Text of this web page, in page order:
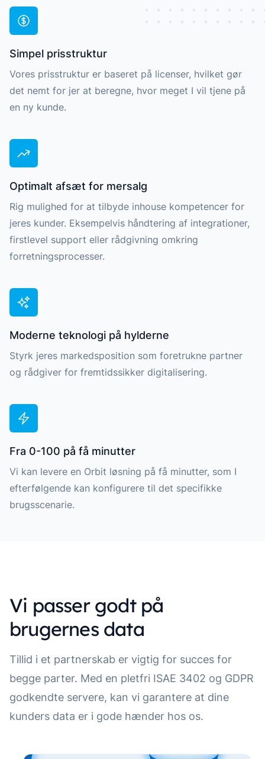
Simpel prisstruktur
Vores prisstruktur er baseret på licenser, hvilket gør
det nemt for jer at beregne, hvor meget I vil tjene på
en ny kunde.
Optimalt afsæt for mersalg
Rig mulighed for at tilbyde inhouse kompetencer for
jeres kunder. Eksempelvis håndtering af integrationer,
firstlevel support eller rådgivning omkring
forretningsprocesser.
Moderne teknologi på hylderne
Styrk jeres markedsposition som foretrukne partner
og rådgiver for fremtidssikker digitalisering.
Fra 0-100 på få minutter
Vi kan levere en Orbit løsning på få minutter, som I
efterfølgende kan konfigurere til det specifikke
brugsscenarie.
Vi passer godt på
brugernes data
Tillid i et partnerskab er vigtig for succes for
begge parter. Med en pletfri ISAE 3402 og GDPR
godkendte servere, kan vi garantere at dine
kunders data er i gode hænder hos os.